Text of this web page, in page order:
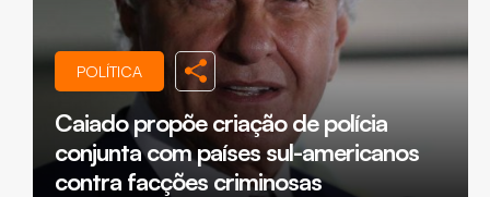
POLÍTICA
Caiado propõe criação de polícia
conjunta com países sul-americanos
contra facções criminosas